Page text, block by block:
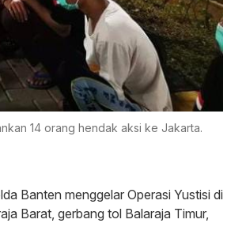
14 orang hendak aksi ke Jakarta.
Banten menggelar Operasi Yustisi di
Barat, gerbang tol Balaraja Timur,